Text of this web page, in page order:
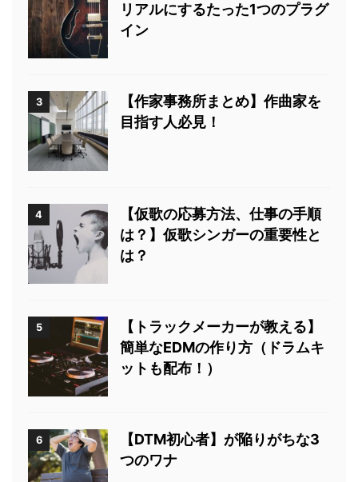
リアルにするたった1つのプラグ
イン
3
【作家事務所まとめ】作曲家を
目指す人必見！
4
【仮歌の応募方法、仕事の手順
は？】仮歌シンガーの重要性と
は？
5
【トラックメーカーが教える】
簡単なEDMの作り方（ドラムキ
ットも配布！）
6
【DTM初心者】が陥りがちな3
つのワナ